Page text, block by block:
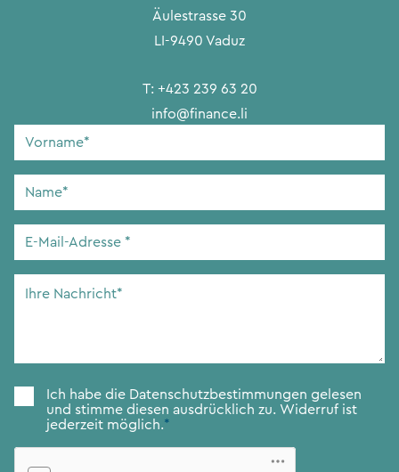
Äulestrasse 30
LI-9490 Vaduz
T: +423 239 63 20
info@finance.li
Vorname
Name
E-
Adresse*
Zustimmung*
Ich habe die Datenschutzbestimmungen gelesen
und stimme diesen ausdrücklich zu. Widerruf ist
jederzeit möglich.*